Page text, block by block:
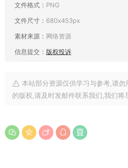
文件格式： PNG
文件尺寸： 680x453px
素材来源： 网络资源
信息提交： 版权投诉
本站部分资源仅供学习与参考,请
的版权,请及时发邮件联系我们,我们将